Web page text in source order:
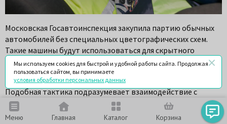
Меню Главная Каталог Корзина Чат
Московская Госавтоинспекция закупила партию обычных
автомобилей без специальных цветографических схем.
Такие машины будут использоваться для скрытного
патрулирования и фиксации нарушений в транспортном
потоке.
Подобная тактика подразумевает взаимодействие с
патрульными автомобилями, которые имеют
отличительные сигналы и раскраску. Сотрудники ГИБДД в
Мы используем cookies для быстрой и удобной работы сайта. Продолжая
пользоваться сайтом, вы принимаете
условия обработки персональных данных